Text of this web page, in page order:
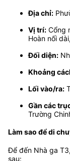
Địa chỉ:
Vị trí: Cổng
Hoàn nối
Đối diện:
Khoảng
Lối vào/ra:
Gần các
Trường
Làm sao để di
Để đến Nhà ga
sau: